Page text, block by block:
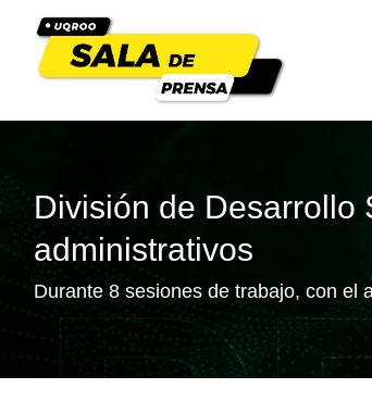
División de Desarrollo
administrativos
Durante 8 sesiones de trabajo, con el